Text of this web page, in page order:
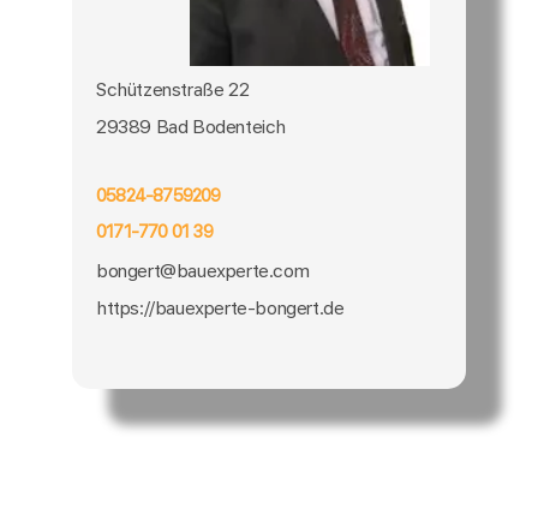
Schützenstraße 22
29389 Bad Bodenteich
05824-8759209
0171-770 01 39
bongert@bauexperte.com
https://bauexperte-bongert.de